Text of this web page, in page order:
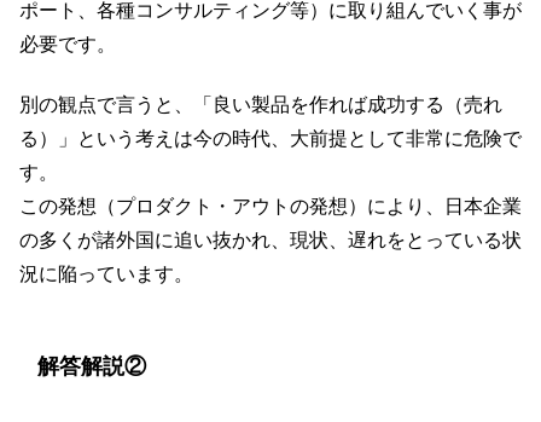
ポート、各種コンサルティング等）に取り組んでいく事が
必要です。
別の観点で言うと、「良い製品を作れば成功する（売れ
る）」という考えは今の時代、大前提として非常に危険で
す。
この発想（プロダクト・アウトの発想）により、日本企業
の多くが諸外国に追い抜かれ、現状、遅れをとっている状
況に陥っています。
解答解説②